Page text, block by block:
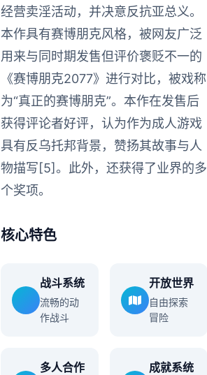
经营卖淫活动，并决意反抗亚总义。
本作具有赛博朋克风格，被网友广泛
用来与同时期发售但评价褒贬不一的
《赛博朋克2077》进行对比，被戏称
为“真正的赛博朋克”。本作在发售后
获得评论者好评，认为作为成人游戏
具有反乌托邦背景，赞扬其故事与人
物描写[5]。此外，还获得了业界的多
个奖项。
核心特色
战斗系统
流畅的动
作战斗
开放世界
自由探索
冒险
多人合作 成就系统